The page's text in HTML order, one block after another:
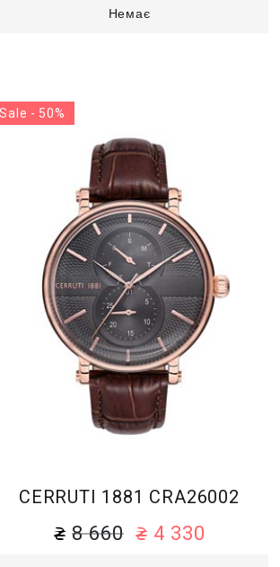
Немає
CERRUTI 1881 CRA26002
8 660 4 330
Sale - 50%